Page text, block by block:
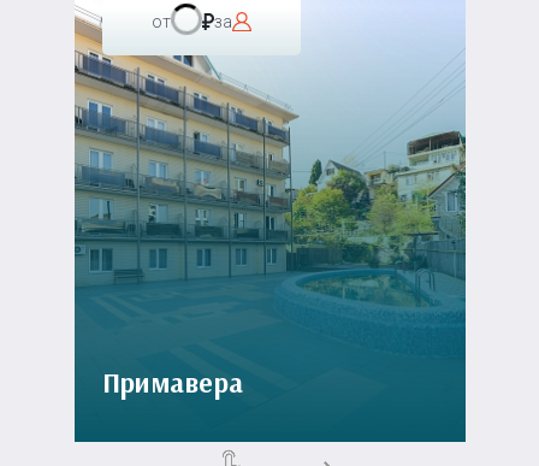
от за
Примавера